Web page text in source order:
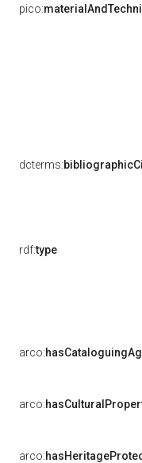
pico:
dcterms:
rdf:type
arco:
arco:
arco: